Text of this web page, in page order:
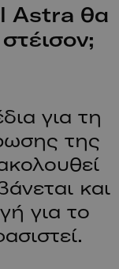
Astra θα
για τη
της
και
για το